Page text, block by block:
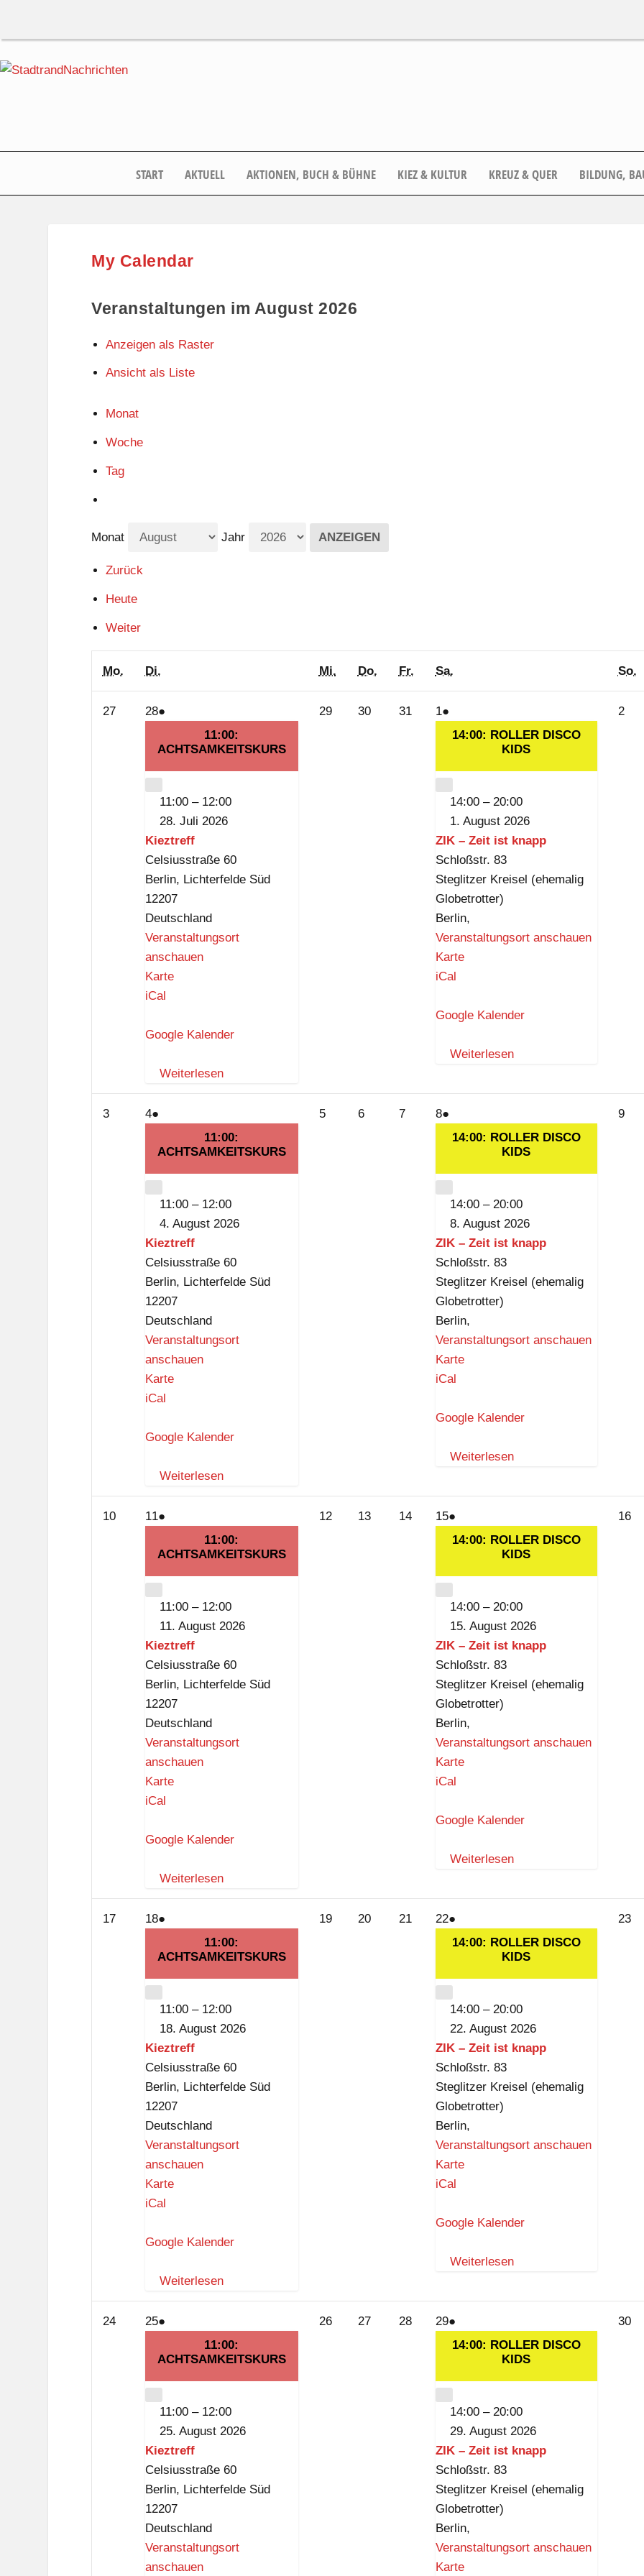
START AKTUELL AKTIONEN, BUCH & BÜHNE KIEZ & KULTUR KREUZ & QUER BILDUNG,
My Calendar
Veranstaltungen im August 2026
Anzeigen als Raster
Ansicht als Liste
Monat
Woche
Tag
Monat Jahr
Zurück
Heute
Weiter
Mo. Montag
Di. Mi. Mittwoch
Do. Donnerstag
Fr. Freitag
Sa. So.
2727.
2828.
2026
●(1
Veranstaltung)
11:00:
ACHTSAMKEITSKURS
CLOSE
11:00 – 12:00
28. Juli 2026
Kieztreff
Celsiusstraße 60
Berlin, Lichterfelde Süd
12207
Deutschland
Veranstaltungsort
anschauen
KarteK
z
r
e
iCal
Google Kalender
Weiterlesen
2929.
3030.
31 11.
August
●(1
Veranstaltung)
14:00: ROLLER DISCO
KIDS
CLOSE
14:00 – 20:00
1. August 2026
ZIK – Zeit ist knapp
Schloßstr. 83
Steglitzer Kreisel (ehemalig
Globetrotter)
Berlin,
Veranstaltungsort anschauen
KarteZ
–
e
t
s
a
p
p
iCal
Google Kalender
Weiterlesen
22.
33.
44.
2026
●(1
Veranstaltung)
11:00:
ACHTSAMKEITSKURS
CLOSE
11:00 – 12:00
4. August 2026
Kieztreff
Celsiusstraße 60
Berlin, Lichterfelde Süd
12207
Deutschland
Veranstaltungsort
anschauen
KarteK
z
r
e
iCal
Google Kalender
Weiterlesen
55.
66.
77.
88.
August
●(1
Veranstaltung)
14:00: ROLLER DISCO
KIDS
CLOSE
14:00 – 20:00
8. August 2026
ZIK – Zeit ist knapp
Schloßstr. 83
Steglitzer Kreisel (ehemalig
Globetrotter)
Berlin,
Veranstaltungsort anschauen
KarteZ
–
e
t
s
a
p
p
iCal
Google Kalender
Weiterlesen
99.
1010.
1111.
2026
●(1
Veranstaltung)
11:00:
ACHTSAMKEITSKURS
CLOSE
11:00 – 12:00
11. August 2026
Kieztreff
Celsiusstraße 60
Berlin, Lichterfelde Süd
12207
Deutschland
Veranstaltungsort
anschauen
KarteK
z
r
e
iCal
Google Kalender
Weiterlesen
1212.
1313.
1414.
1515.
August
●(1
Veranstaltung)
14:00: ROLLER DISCO
KIDS
CLOSE
14:00 – 20:00
15. August 2026
ZIK – Zeit ist knapp
Schloßstr. 83
Steglitzer Kreisel (ehemalig
Globetrotter)
Berlin,
Veranstaltungsort anschauen
KarteZ
–
e
t
s
a
p
p
iCal
Google Kalender
Weiterlesen
16
1717.
1818.
2026
●(1
Veranstaltung)
11:00:
ACHTSAMKEITSKURS
CLOSE
11:00 – 12:00
18. August 2026
Kieztreff
Celsiusstraße 60
Berlin, Lichterfelde Süd
12207
Deutschland
Veranstaltungsort
anschauen
KarteK
z
r
e
iCal
Google Kalender
Weiterlesen
1919.
2020.
21 2222.
August
●(1
Veranstaltung)
14:00: ROLLER DISCO
KIDS
CLOSE
14:00 – 20:00
22. August 2026
ZIK – Zeit ist knapp
Schloßstr. 83
Steglitzer Kreisel (ehemalig
Globetrotter)
Berlin,
Veranstaltungsort anschauen
KarteZ
–
e
t
s
a
p
p
iCal
Google Kalender
Weiterlesen
23
2424.
2525.
2026
●(1
Veranstaltung)
11:00:
ACHTSAMKEITSKURS
CLOSE
11:00 – 12:00
25. August 2026
Kieztreff
Celsiusstraße 60
Berlin, Lichterfelde Süd
12207
Deutschland
Veranstaltungsort
anschauen
2626.
2727.
2828.
2929.
August
●(1
Veranstaltung)
14:00: ROLLER DISCO
KIDS
CLOSE
14:00 – 20:00
29. August 2026
ZIK – Zeit ist knapp
Schloßstr. 83
Steglitzer Kreisel (ehemalig
Globetrotter)
Berlin,
Veranstaltungsort anschauen
KarteZ
30